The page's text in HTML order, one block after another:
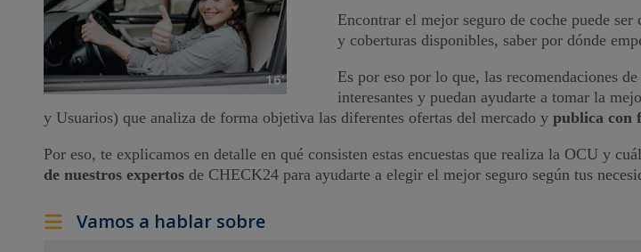
16'
Encontrar el mejor seguro de coche puede
y coberturas disponibles, saber por dónde
Es por eso por lo que, las recomendaciones
interesantes y puedan ayudarte a tomar la
y Usuarios) que analiza de forma objetiva las diferentes ofertas del mercado y publica con
Por eso, te explicamos en detalle en qué consisten estas encuestas que realiza la OCU y
de nuestros expertos de CHECK24 para ayudarte a elegir el mejor seguro según tus
Vamos a hablar sobre